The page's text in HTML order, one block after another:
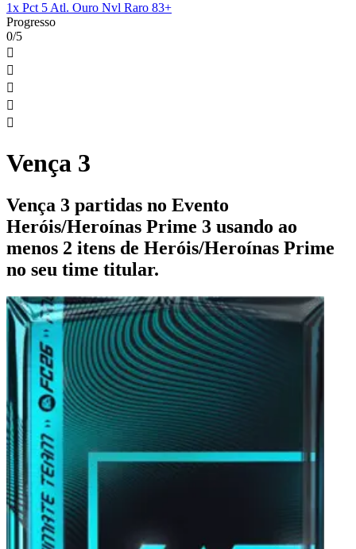
1x Pct 5 Atl. Ouro Nvl Raro 83+
Progresso
0/5





Vença 3
Vença 3 partidas no Evento
Heróis/Heroínas Prime 3 usando ao
menos 2 itens de Heróis/Heroínas Prime
no seu time titular.